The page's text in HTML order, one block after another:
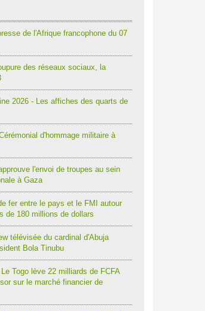
de l'Afrique francophone du 07
des réseaux sociaux, la
2026 - Les affiches des quarts de
d'hommage militaire à
l'envoi de troupes au sein
à Gaza
fer entre le pays et le FMI autour
de 180 millions de dollars
télévisée du cardinal d'Abuja
Bola Tinubu
Le Togo lève 22 milliards de FCFA
sur le marché financier de